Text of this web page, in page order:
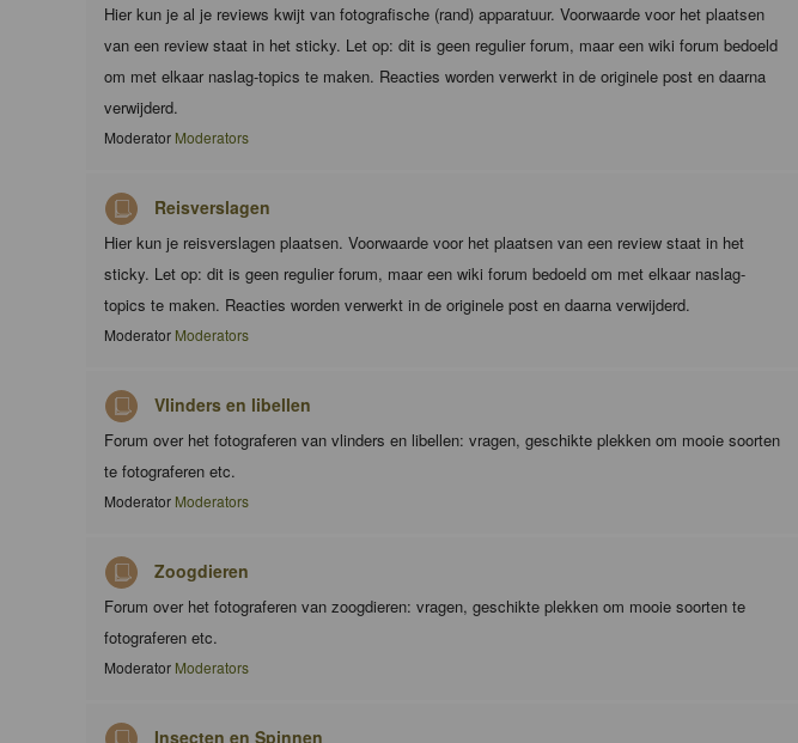
Hier kun je al je reviews kwijt van fotografische (rand) apparatuur. Voorwaarde voor het plaatsen
van een review staat in het sticky. Let op: dit is geen regulier forum, maar een wiki forum bedoeld
om met elkaar naslag-topics te maken. Reacties worden verwerkt in de originele post en daarna
verwijderd.
Moderator Moderators
Reisverslagen
Hier kun je reisverslagen plaatsen. Voorwaarde voor het plaatsen van een review staat in het
sticky. Let op: dit is geen regulier forum, maar een wiki forum bedoeld om met elkaar naslag-
topics te maken. Reacties worden verwerkt in de originele post en daarna verwijderd.
Moderator Moderators
Vlinders en libellen
Forum over het fotograferen van vlinders en libellen: vragen, geschikte plekken om mooie soorten
te fotograferen etc.
Moderator Moderators
Zoogdieren
Forum over het fotograferen van zoogdieren: vragen, geschikte plekken om mooie soorten te
fotograferen etc.
Moderator Moderators
Insecten en Spinnen